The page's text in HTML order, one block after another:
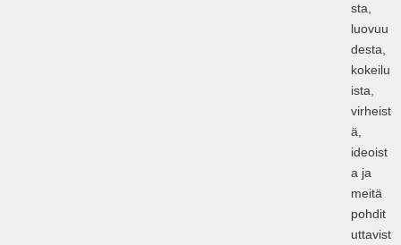
sta,
luovuu
desta,
kokeilu
ista,
virheist
ä,
ideoist
a ja
meitä
pohdit
uttavist